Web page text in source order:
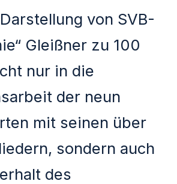
von SVB-
Gleißner zu 100
nur in die
der neun
mit seinen über
sondern auch
des